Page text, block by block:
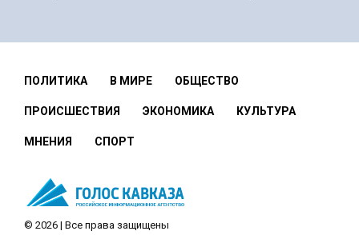
ПОЛИТИКА В МИРЕ ОБЩЕСТВО
ПРОИСШЕСТВИЯ ЭКОНОМИКА КУЛЬТУРА
МНЕНИЯ СПОРТ
© 2026 | Все права защищены